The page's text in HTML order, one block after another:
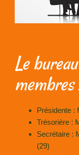
Le
membres
Présidente :
Trésorière :
Secrétaire :
(29)